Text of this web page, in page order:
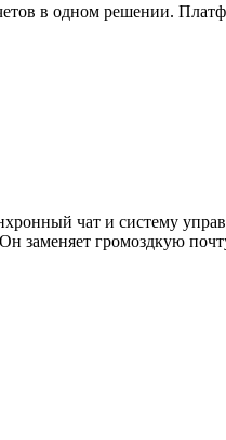
в одном решении.
чат и систему
заменяет громоздкую